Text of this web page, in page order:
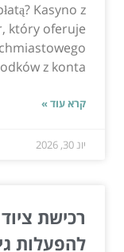
Kasyno z
który oferuje
z konta....
קרא עוד »
יונ 30, 2026
להפעלות